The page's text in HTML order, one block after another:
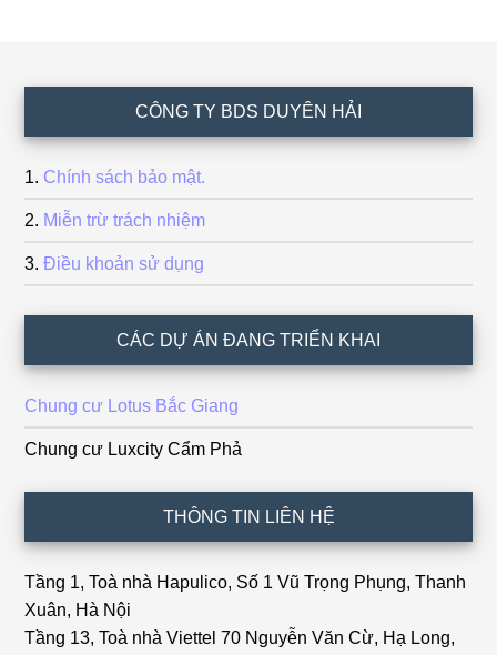
CÔNG TY BDS DUYÊN HẢI
Chính sách bảo mật.
Miễn trừ trách nhiệm
Điều khoản sử dụng
CÁC DỰ ÁN ĐANG TRIỂN KHAI
Chung cư Lotus Bắc Giang
Chung cư Luxcity Cẩm Phả
THÔNG TIN LIÊN HỆ
Tầng 1, Toà nhà Hapulico, Số 1 Vũ Trọng Phụng, Thanh
Xuân, Hà Nội
Tầng 13, Toà nhà Viettel 70 Nguyễn Văn Cừ, Hạ Long,